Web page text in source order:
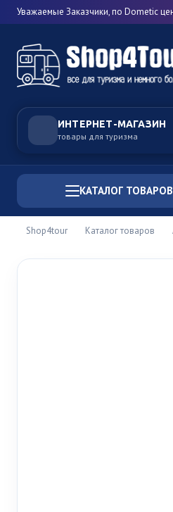
Уважаемые Заказчики, по Dometic
ИНТЕРНЕТ-МАГАЗИН
товары для туризма
КАТАЛОГ ТОВАРОВ
Shop4tour Каталог товаров